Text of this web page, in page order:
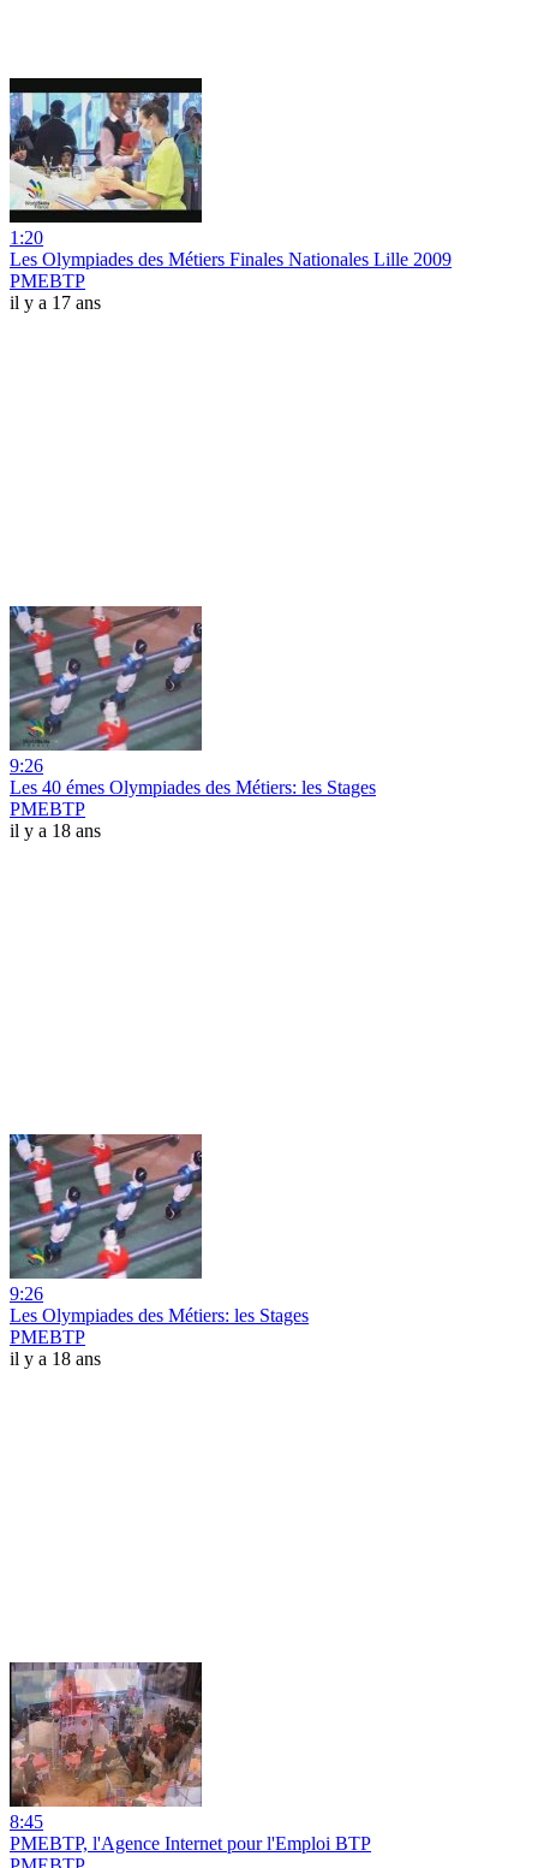
1:20
Les Olympiades des Métiers Finales Nationales Lille 2009
PMEBTP
il y a 17 ans
9:26
Les 40 émes Olympiades des Métiers: les Stages
PMEBTP
il y a 18 ans
9:26
Les Olympiades des Métiers: les Stages
PMEBTP
il y a 18 ans
8:45
PMEBTP, l'Agence Internet pour l'Emploi BTP